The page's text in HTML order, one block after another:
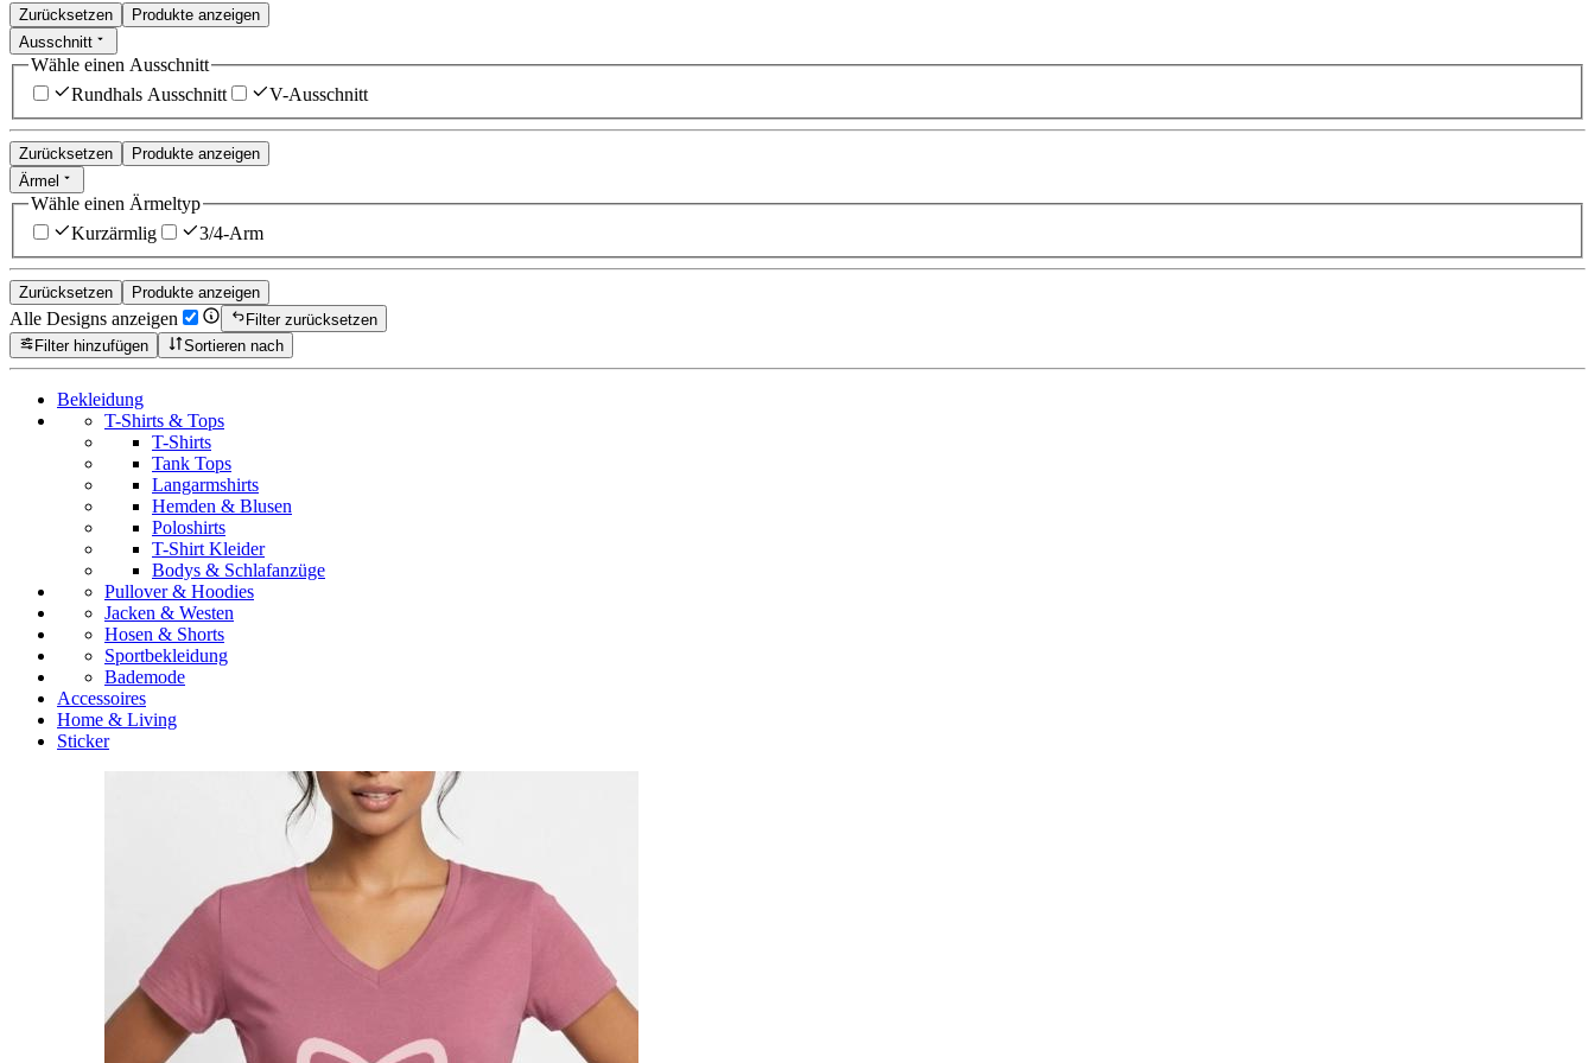
Zurücksetzen
Produkte anzeigen
Ausschnitt
Wähle einen Ausschnitt
Rundhals Ausschnitt
V-Ausschnitt
Zurücksetzen
Produkte anzeigen
Ärmel
Wähle einen Ärmeltyp
Kurzärmlig
3/4-Arm
Zurücksetzen Produkte anzeigen
Alle Designs anzeigen
Filter zurücksetzen
Filter hinzufügen
Sortieren nach
Bekleidung
T-Shirts & Tops
T-Shirts
Tank Tops
Langarmshirts
Hemden & Blusen
Poloshirts
T-Shirt Kleider
Bodys & Schlafanzüge
Pullover & Hoodies
Jacken & Westen
Hosen & Shorts
Sportbekleidung
Bademode
Accessoires
Home & Living
Sticker